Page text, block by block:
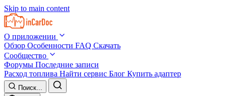
Skip to main content
О приложении
Обзор Особенности FAQ Скачать
Сообщество
Форумы Последние записи
Расход топлива Найти сервис Блог Купить адаптер
Поиск...